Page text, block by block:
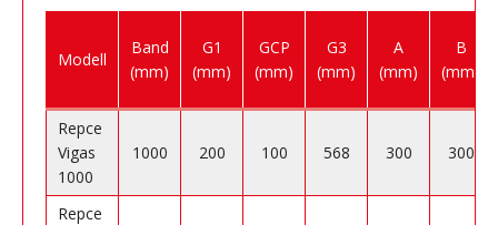
Modell
Band
(mm)
G1
(mm)
GCP
(mm)
G3
(mm)
A
(mm)
B
(mm)
Repce
Vigas
1000
1000 200 100 568 300 300
Repce